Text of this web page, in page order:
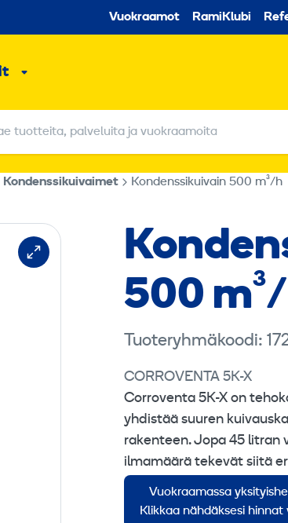
Toissijainen
Vuokraamot RamiKlubi
Alavalikko
tuotteita, palveluita ja vuokraamoita
tuotteita, palveluita ja vuokraamoita
Kondenssikuivaimet Kondenssikuivain 500 m³/h
500
Tuoteryhmäkoodi:
CORROVENTA 5K-X
Corroventa 5K-X on
yhdistää suuren
rakenteen. Jopa 45 litran
ilmamäärä tekevät siitä
saneerauskohteisiin,
kosteudenpoistoa.
Vuokraamassa
Klikkaa nähdäksesi hinnat